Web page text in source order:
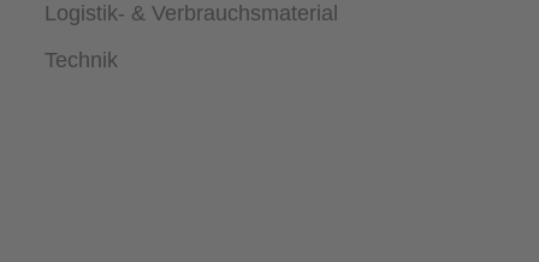
Logistik- & Verbrauchsmaterial
Technik